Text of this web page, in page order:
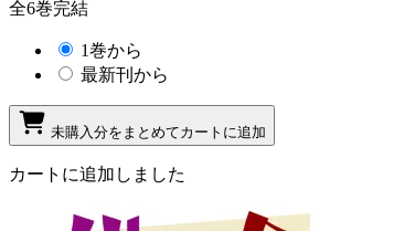
全6巻完結
1巻から
最新刊から
未購入分をまとめてカートに追加
カートに追加しました